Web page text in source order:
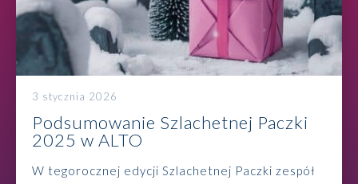
3 stycznia 2026
Podsumowanie Szlachetnej Paczki
2025 w ALTO
W tegorocznej edycji Szlachetnej Paczki zespół